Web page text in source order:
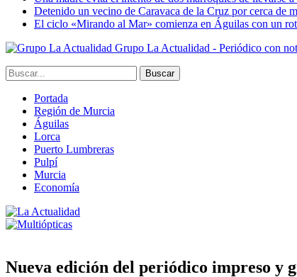
Detenido un vecino de Caravaca de la Cruz por cerca de
El ciclo «Mirando al Mar» comienza en Águilas con un
Grupo La Actualidad - Periódico con
Portada
Región de Murcia
Águilas
Lorca
Puerto Lumbreras
Pulpí
Murcia
Economía
Nueva edición del periódico impreso y